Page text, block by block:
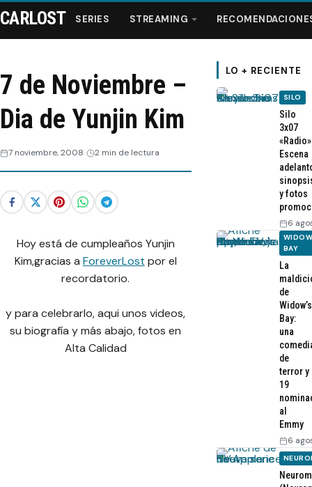
Series
Webisodios
CARLOST SERIES STREAMING
7 de Noviembre –
Dia de Yunjin Kim
7 noviembre, 2008 2 min de lectura
Hoy está de cumpleaños Yunjin
Kim,gracias a ForeverLost por el
recordatorio.
y para celebrarlo, aqui unos videos,
su biografía y más abajo, fotos en
Alta Calidad
LO + RECIENTE
SILO
Silo
3x07
Escena
y fotos
6
BAY
La
de
Widow’s
Bay:
una
de
terror y
19
al
Emmy
6